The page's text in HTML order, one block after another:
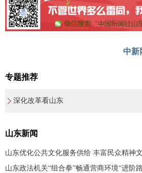
中新
专题推荐
深化改革看山东
山东新闻
山东优化公共文化服务供给 丰富民众精神
山东政法机关“组合拳”畅通营商环境“进阶